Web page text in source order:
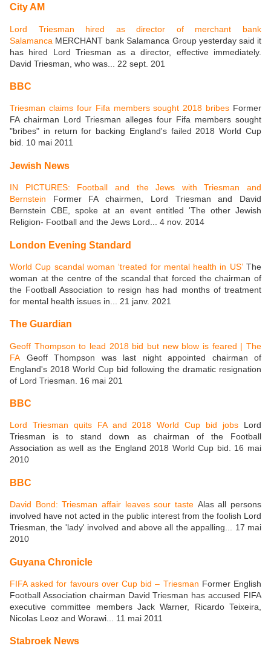
City AM
Lord Triesman hired as director of merchant bank
Salamanca MERCHANT bank Salamanca Group yesterday said it
has hired Lord Triesman as a director, effective immediately.
David Triesman, who was... 22 sept. 201
BBC
Triesman claims four Fifa members sought 2018 bribes Former
FA chairman Lord Triesman alleges four Fifa members sought
"bribes" in return for backing England's failed 2018 World Cup
bid. 10 mai 2011
Jewish News
IN PICTURES: Football and the Jews with Triesman and
Bernstein Former FA chairmen, Lord Triesman and David
Bernstein CBE, spoke at an event entitled 'The other Jewish
Religion- Football and the Jews Lord... 4 nov. 2014
London Evening Standard
World Cup scandal woman ‘treated for mental health in US’The
woman at the centre of the scandal that forced the chairman of
the Football Association to resign has had months of treatment
for mental health issues in... 21 janv. 2021
The Guardian
Geoff Thompson to lead 2018 bid but new blow is feared | The
FA Geoff Thompson was last night appointed chairman of
England's 2018 World Cup bid following the dramatic resignation
of Lord Triesman. 16 mai 201
BBC
Lord Triesman quits FA and 2018 World Cup bid jobs Lord
Triesman is to stand down as chairman of the Football
Association as well as the England 2018 World Cup bid. 16 mai
2010
BBC
David Bond: Triesman affair leaves sour taste Alas all persons
involved have not acted in the public interest from the foolish Lord
Triesman, the 'lady' involved and above all the appalling... 17 mai
2010
Guyana Chronicle
FIFA asked for favours over Cup bid – Triesman Former English
Football Association chairman David Triesman has accused FIFA
executive committee members Jack Warner, Ricardo Teixeira,
Nicolas Leoz and Worawi... 11 mai 2011
Stabroek News